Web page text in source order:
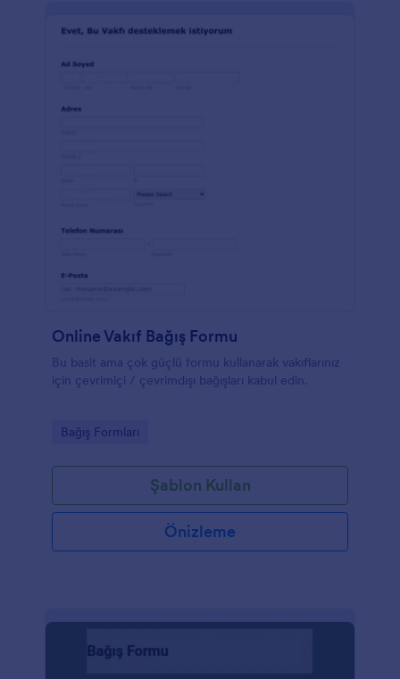
ile kağıt formlardan kurtulun ve bağışları online olarak
Online Vakıf Bağış Formu
Bu basit ama çok güçlü formu kullanarak vakıflarınız
için çevrimiçi / çevrimdışı bağışları kabul edin.
Go to Category:
Bağış Formları
Şablon Kullan
Önizleme